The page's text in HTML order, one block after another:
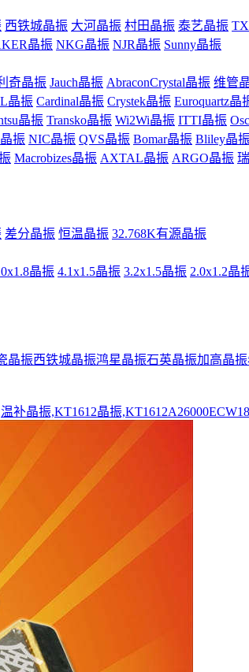
西铁城晶振 大河晶振 村田晶振 泰艺晶振
晶振 NKG晶振 NJR晶振 Sunny晶振
奇晶振 Jauch晶振 AbraconCrystal晶振 维管
晶振 Cardinal晶振 Crystek晶振 Euroquartz晶
晶振 Transko晶振 Wi2Wi晶振 ITTI晶振
振 NIC晶振 QVS晶振 Bomar晶振 Bliley晶
Macrobizes晶振 AXTAL晶振 ARGO晶振
差分晶振 恒温晶振 32.768K有源晶振
晶振 4.1x1.5晶振 3.2x1.5晶振 2.0x1.2晶
晶振西铁城晶振鸿星晶振石英晶振加高晶振
补晶振,KT1612晶振